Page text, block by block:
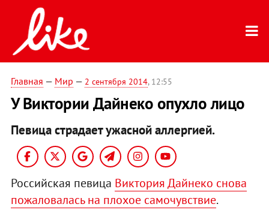
Главная — Мир — 2 сентября 2014, 12:55
У Виктории Дайнеко опухло лицо
Певица страдает ужасной аллергией.
Российская певица Виктория Дайнеко снова
пожаловалась на плохое самочувствие.